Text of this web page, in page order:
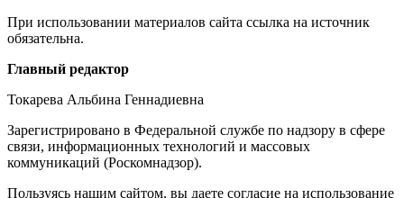
При использовании материалов сайта ссылка на источник
обязательна.
Редакция
Главный редактор
Токарева Альбина Геннадиевна
Зарегистрировано в Федеральной службе по надзору в сфере
связи, информационных технологий и массовых
коммуникаций (Роскомнадзор).
Пользуясь нашим сайтом, вы даете согласие на использование